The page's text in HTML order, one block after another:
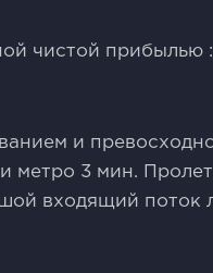
чистой прибылью
и
метро 3 мин.
входящий поток